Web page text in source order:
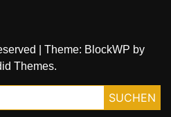
Theme: BlockWP by
Themes.